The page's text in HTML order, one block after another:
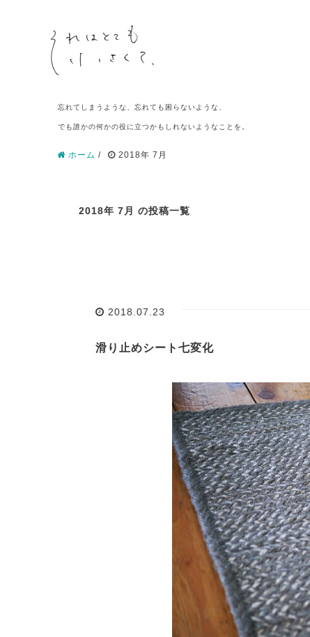
忘れてしまうような、忘れても困らないような、
でも誰かの何かの役に立つかもしれないようなことを。
ホーム / 2018年 7月
2018年 7月 の投稿一覧
2018.07.23
滑り止めシート七変化